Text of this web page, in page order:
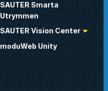
SAUTER Smarta
Utrymmen
SAUTER Vision Center
moduWeb Unity